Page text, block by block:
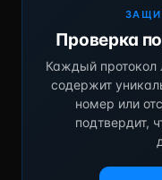
Проверка
Каждый
содержит
номер или
подтвердит,